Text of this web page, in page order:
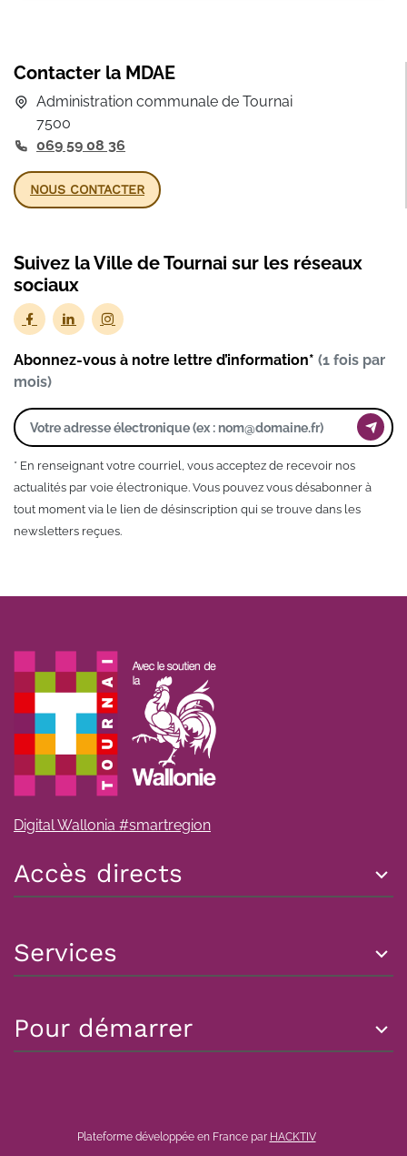
Contacter la MDAE
Administration communale de Tournai
7500
069 59 08 36
NOUS CONTACTER
Suivez la Ville de Tournai sur les réseaux
sociaux
Abonnez-vous à notre lettre d’information* (1 fois par
mois)
* En renseignant votre courriel, vous acceptez de recevoir nos
actualités par voie électronique. Vous pouvez vous désabonner à
tout moment via le lien de désinscription qui se trouve dans les
newsletters reçues.
Digital Wallonia #smartregion
Accès directs
Services
Pour démarrer
Plateforme développée en France par HACKTIV